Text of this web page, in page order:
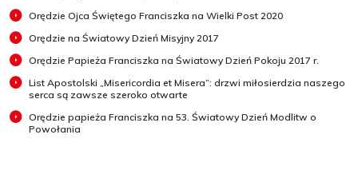
Orędzie Ojca Świętego Franciszka na Wielki Post 2020
Orędzie na Światowy Dzień Misyjny 2017
Orędzie Papieża Franciszka na Światowy Dzień Pokoju 2017 r.
List Apostolski „Misericordia et Misera”: drzwi miłosierdzia naszego
serca są zawsze szeroko otwarte
Orędzie papieża Franciszka na 53. Światowy Dzień Modlitw o
Powołania